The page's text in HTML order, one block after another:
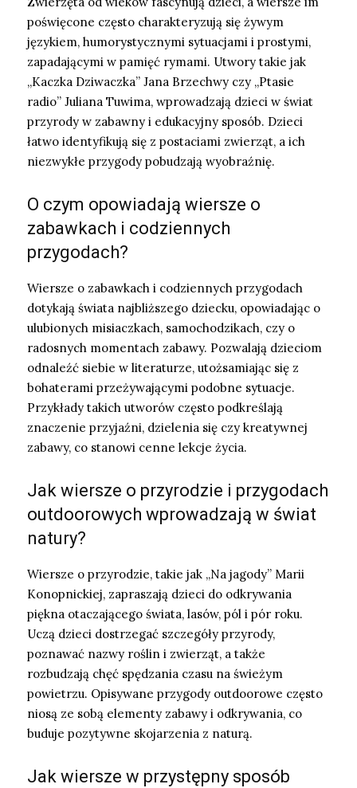
poświęcone często charakteryzują się żywym
językiem, humorystycznymi sytuacjami i prostymi,
zapadającymi w pamięć rymami. Utwory takie jak
„Kaczka Dziwaczka” Jana Brzechwy czy „Ptasie
radio” Juliana Tuwima, wprowadzają dzieci w świat
przyrody w zabawny i edukacyjny sposób. Dzieci
łatwo identyfikują się z postaciami zwierząt, a ich
niezwykłe przygody pobudzają wyobraźnię.
O czym opowiadają wiersze o
zabawkach i codziennych
przygodach?
Wiersze o zabawkach i codziennych przygodach
dotykają świata najbliższego dziecku, opowiadając o
ulubionych misiaczkach, samochodzikach, czy o
radosnych momentach zabawy. Pozwalają dzieciom
odnaleźć siebie w literaturze, utożsamiając się z
bohaterami przeżywającymi podobne sytuacje.
Przykłady takich utworów często podkreślają
znaczenie przyjaźni, dzielenia się czy kreatywnej
zabawy, co stanowi cenne lekcje życia.
Jak wiersze o przyrodzie i przygodach
outdoorowych wprowadzają w świat
natury?
Wiersze o przyrodzie, takie jak „Na jagody” Marii
Konopnickiej, zapraszają dzieci do odkrywania
piękna otaczającego świata, lasów, pól i pór roku.
Uczą dzieci dostrzegać szczegóły przyrody,
poznawać nazwy roślin i zwierząt, a także
rozbudzają chęć spędzania czasu na świeżym
powietrzu. Opisywane przygody outdoorowe często
niosą ze sobą elementy zabawy i odkrywania, co
buduje pozytywne skojarzenia z naturą.
Jak wiersze w przystępny sposób